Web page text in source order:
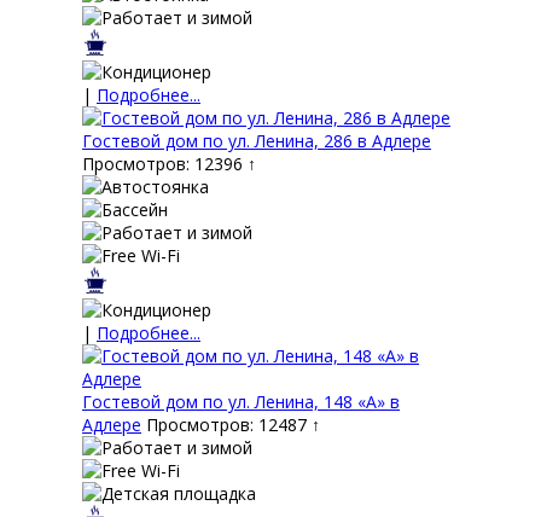
| Подробнее...
Гостевой дом по ул. Ленина, 286 в Адлере
Просмотров: 12396 ↑
| Подробнее...
Гостевой дом по ул. Ленина, 148 «А» в
Адлере Просмотров: 12487 ↑